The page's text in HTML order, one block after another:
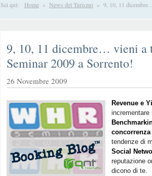
Sei qui: Home » News del Turismo » 9, 10, 11
9, 10, 11 dicembre… vieni a
Seminar 2009 a Sorrento!
26 Novembre 2009
Revenue e
incrementare
concorrenza
tendenze di
Social
reputazione
dicono di te.